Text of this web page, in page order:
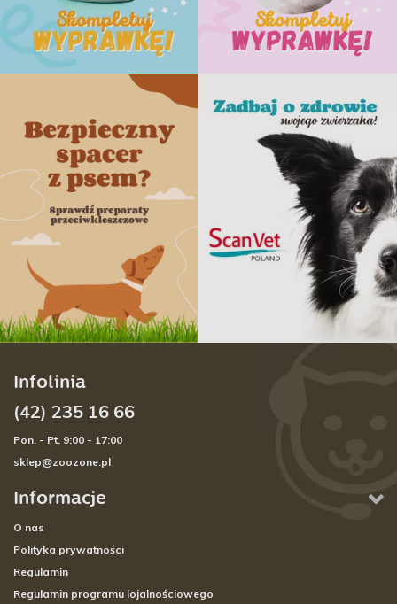
Informacje
O nas
Polityka prywatności
Regulamin
Regulamin programu lojalnościowego
Infolinia
(42) 235 16 66
Pon. - Pt. 9:00 - 17:00
sklep@zoozone.pl